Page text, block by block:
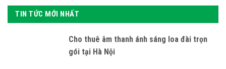
TIN TỨC MỚI NHẤT
Cho thuê âm thanh ánh sáng loa đài trọn
gói tại Hà Nội